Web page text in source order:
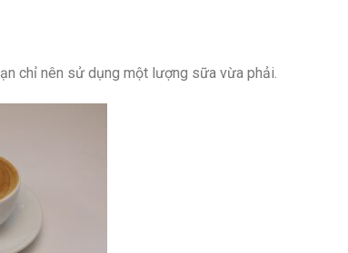
chỉ nên sử dụng một lượng sữa vừa phải.